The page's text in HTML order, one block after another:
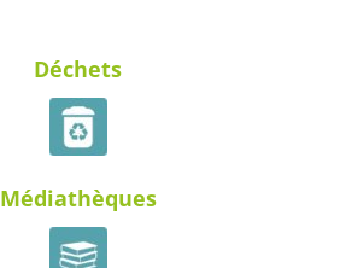
Déchets
Médiathèques